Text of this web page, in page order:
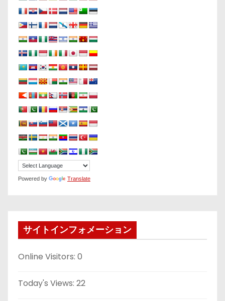
Powered by Translate
サイトインフォメーション
Online Visitors: 0
Today's Views: 22